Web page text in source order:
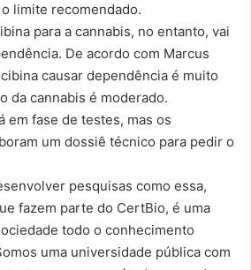
limite recomendado.
para a cannabis, no entanto, vai
De acordo com Marcus
causar dependência é muito
da cannabis é moderado.
em fase de testes, mas os
um dossiê técnico para pedir o
pesquisas como essa,
fazem parte do CertBio, é uma
todo o conhecimento
uma universidade pública com